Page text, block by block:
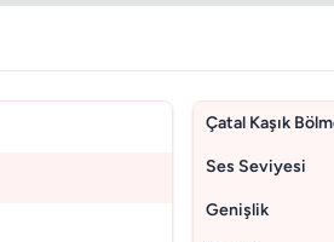
Çatal Kaşık
Ses Seviyesi
Genişlik